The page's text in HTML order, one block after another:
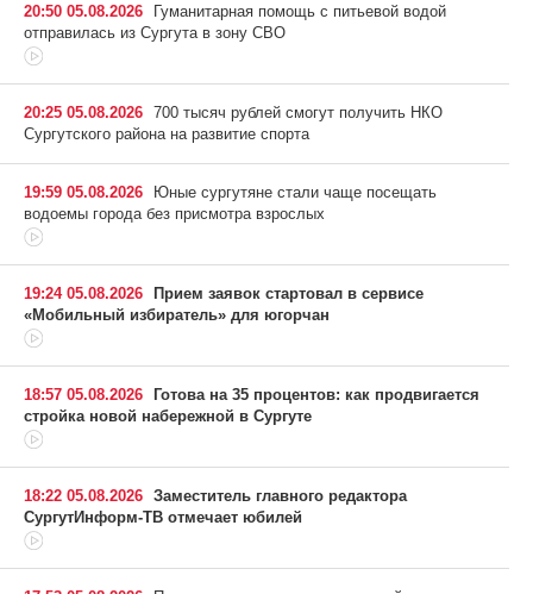
20:50 05.08.2026
Гуманитарная помощь с питьевой водой
отправилась из Сургута в зону СВО
20:25 05.08.2026 700 тысяч рублей смогут получить НКО
Сургутского района на развитие спорта
19:59 05.08.2026
Юные сургутяне стали чаще посещать
водоемы города без присмотра взрослых
19:24 05.08.2026 Прием заявок стартовал в сервисе
«Мобильный избиратель» для югорчан
18:57 05.08.2026 Готова на 35 процентов: как продвигается
стройка новой набережной в Сургуте
18:22 05.08.2026 Заместитель главного редактора
СургутИнформ-ТВ отмечает юбилей